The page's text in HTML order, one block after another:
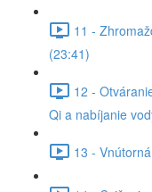
11 -
(23:41)
12 -
Qi a nabíjanie
13 -